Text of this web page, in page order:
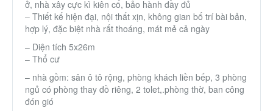
Thành Phố Cà Phê
Ecocity Premia
Liên hệ
ở, nhà xây cực kì kiên cố, bảo hành đầy đủ
– Thiết kế hiện đại, nội thất xịn, không gian bố trí bài bản,
hợp lý, đặc biệt nhà rất thoáng, mát mẻ cả ngày
– Diện tích 5x26m
– Thổ cư
– nhà gồm: sân ô tô rộng, phòng khách liền bếp, 3 phòng
ngủ có phòng thay đồ riêng, 2 tolet,.phòng thờ, ban công
đón gió